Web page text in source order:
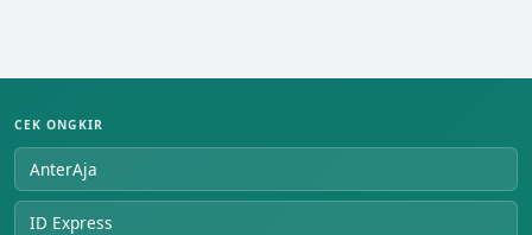
CEK ONGKIR
AnterAja
ID Express